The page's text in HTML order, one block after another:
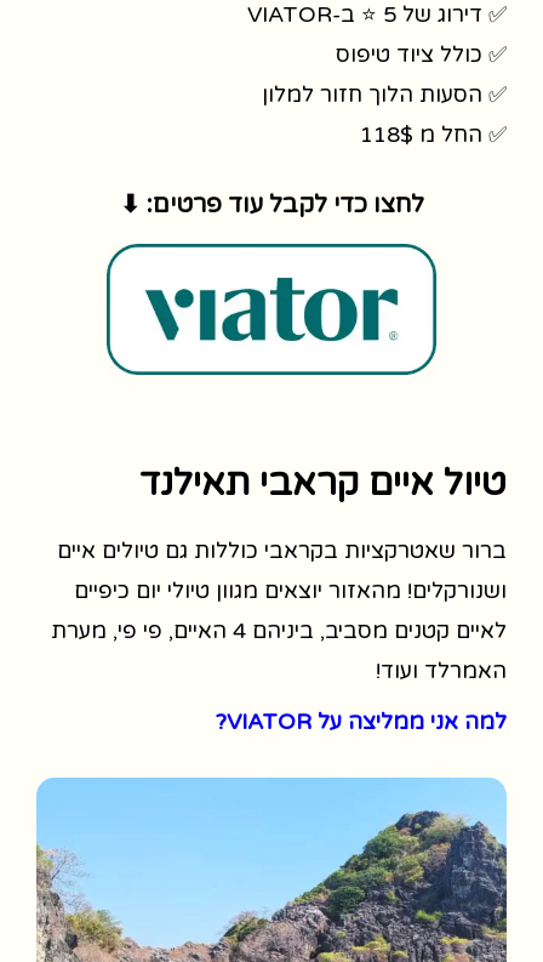
✅ דירוג של 5 ⭐ ב-VIATOR
✅ כולל ציוד טיפוס
✅ הסעות הלוך חזור למלון
✅ החל מ 118$
לחצו כדי לקבל עוד פרטים: ⬇
טיול איים קראבי תאילנד
ברור שאטרקציות בקראבי כוללות גם טיולים איים
ושנורקלים! מהאזור יוצאים מגוון טיולי יום כיפיים
לאיים קטנים מסביב, ביניהם 4 האיים, פי פי, מערת
האמרלד ועוד!
למה אני ממליצה על VIATOR?